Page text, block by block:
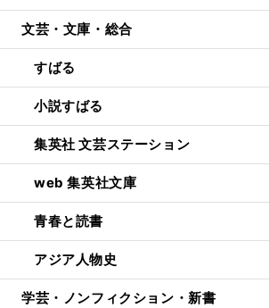
文芸・文庫・総合
すばる
小説すばる
集英社 文芸ステーション
web 集英社文庫
青春と読書
アジア人物史
学芸・ノンフィクション・新書